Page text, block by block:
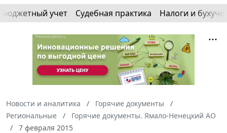
Бюджетный учет Судебная практика Налоги и
Новости и аналитика
Горячие документы
Региональные
Горячие документы. Ямало-Ненецкий АО
7 февраля 2015